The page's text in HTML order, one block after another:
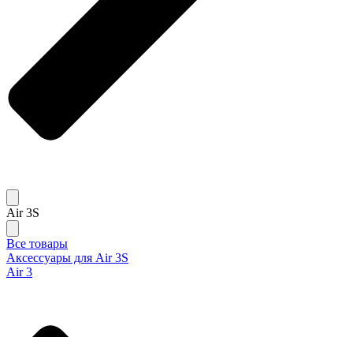
Air 3S
Все товары
Аксессуары для Air 3S
Air 3